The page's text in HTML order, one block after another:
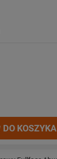
DO KOSZYKA